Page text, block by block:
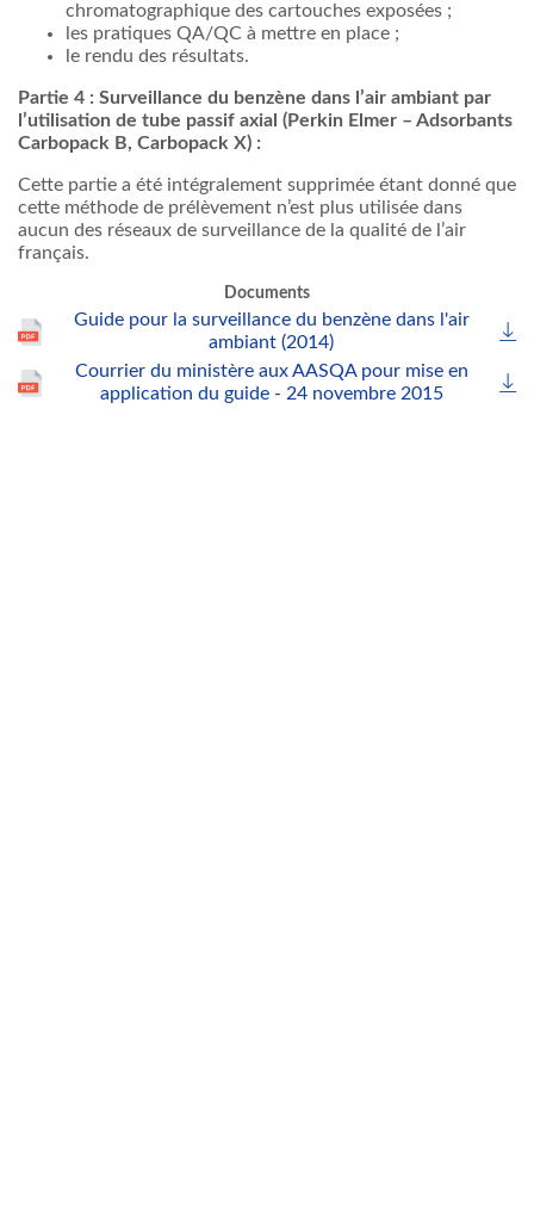
chromatographique des cartouches exposées ;
les pratiques QA/QC à mettre en place ;
le rendu des résultats.
Partie 4 : Surveillance du benzène dans l’air ambiant par
l’utilisation de tube passif axial (Perkin Elmer – Adsorbants
Carbopack B, Carbopack X) :
Cette partie a été intégralement supprimée étant donné que
cette méthode de prélèvement n’est plus utilisée dans
aucun des réseaux de surveillance de la qualité de l’air
français.
Documents
Guide pour la surveillance du benzène dans l'air
ambiant (2014)
Courrier du ministère aux AASQA pour mise en
application du guide - 24 novembre 2015